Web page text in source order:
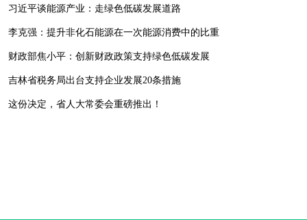
习近平谈能源产业：走绿色低碳发展道路
李克强：提升非化石能源在一次能源消费中的比重
财政部焦小平：创新财政政策支持绿色低碳发展
吉林省税务局出台支持企业发展20条措施
这份决定，省人大常委会重磅推出！